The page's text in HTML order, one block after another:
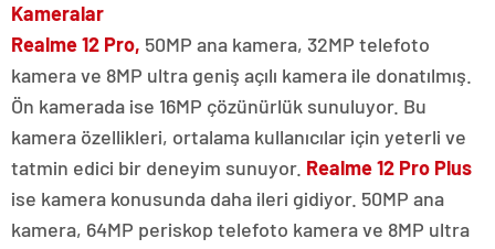
Kameralar
Realme 12 Pro, 50MP ana kamera, 32MP telefoto
kamera ve 8MP ultra geniş açılı kamera ile donatılmış.
Ön kamerada ise 16MP çözünürlük sunuluyor. Bu
kamera özellikleri, ortalama kullanıcılar için yeterli ve
tatmin edici bir deneyim sunuyor. Realme 12 Pro Plus
ise kamera konusunda daha ileri gidiyor. 50MP ana
kamera, 64MP periskop telefoto kamera ve 8MP ultra